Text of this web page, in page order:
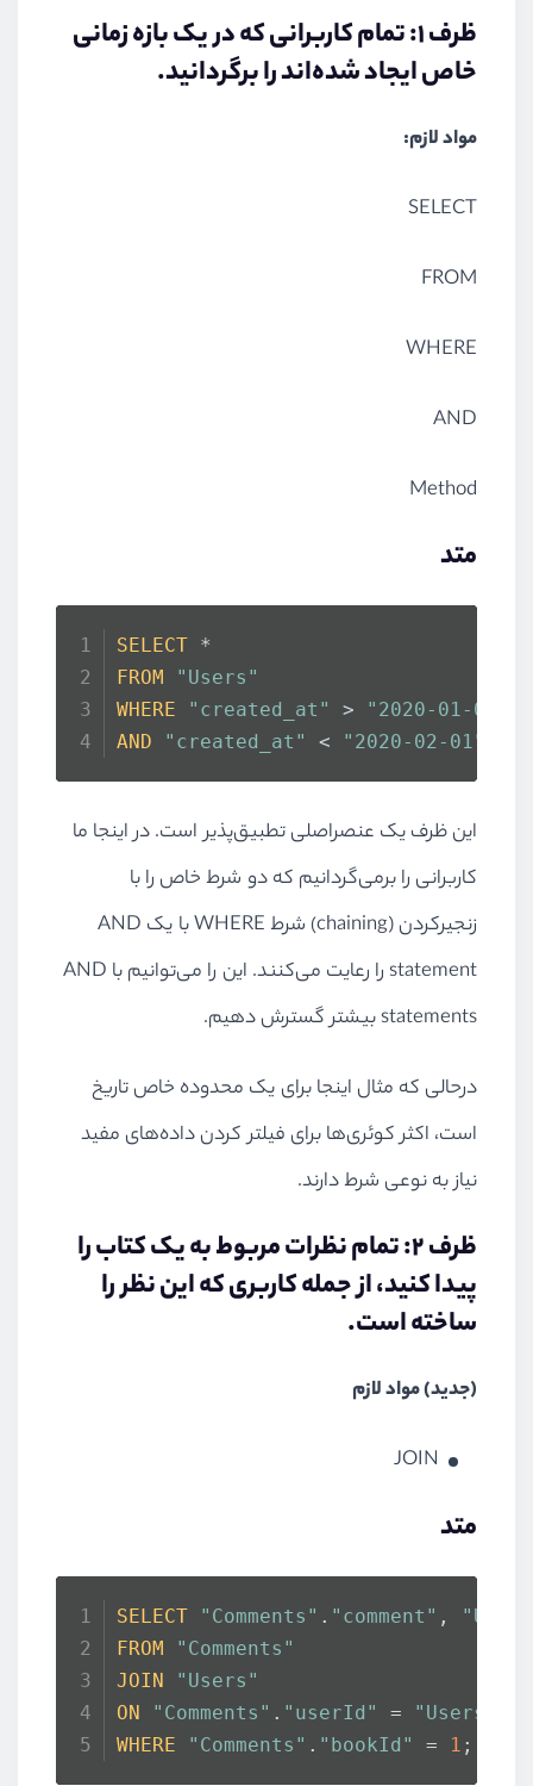
ظرف ۱ :تمام کاربرانی که در یک بازه زمانی
خاص ایجاد شده‌اند را برگردانید.
مواد لازم:
SELECT
FROM
WHERE
AND
Method
متد
SELECT *
FROM
"Users"
WHERE
"created_at" >
"2020-01-01"
AND
"created_at" < "2020-02-01"
این ظرف یک عنصراصلی تطبیق‌پذیر است. در اینجا ما
کاربرانی را برمی‌گردانیم که دو شرط خاص را با
زنجیرکردن (chaining) شرطWHEREبا یک AND
statement را رعایت می‌کنند. این را می‌توانیم با AND
statementsبیشتر گسترش دهیم.
درحالی که مثال اینجا برای یک محدوده خاص تاریخ
است، اکثر کوئری‌ها برای فیلتر کردن داده‌‌های مفید
نیاز به نوعی شرط دارند.
ظرف ۲: تمام نظرات مربوط به یک کتاب را
پیدا کنید، از جمله کاربری که این نظر را
ساخته است.
(جدید) مواد لازم
JOIN
متد
SELECT "Comments" . "comment" ,
FROM
"Comments"
JOIN
"Users"
ON
"Comments" . "userId" = "Users"
WHERE
"Comments" . "bookId" = 1 ;